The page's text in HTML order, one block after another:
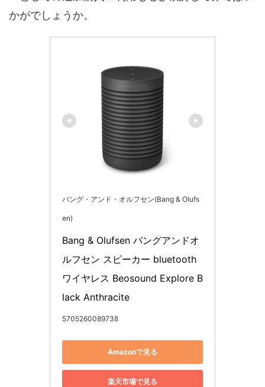
かがでしょうか。
バング・アンド・オルフセン(Bang & Olufs
en)
Bang & Olufsen バングアンドオ
ルフセン スピーカー bluetooth
ワイヤレス Beosound Explore B
lack Anthracite
5705260089738
Amazonで見る
楽天市場で見る